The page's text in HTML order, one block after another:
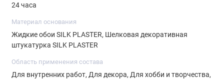
24 часа
Материал основания
Жидкие обои SILK PLASTER, Шелковая декоративная
штукатурка SILK PLASTER
Область применения состава
Для внутренних работ, Для декора, Для хобби и творчества,